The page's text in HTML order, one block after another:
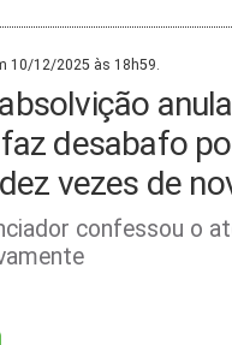
10/12/2025 às 18h59.
desabafo
vezes de
confessou o